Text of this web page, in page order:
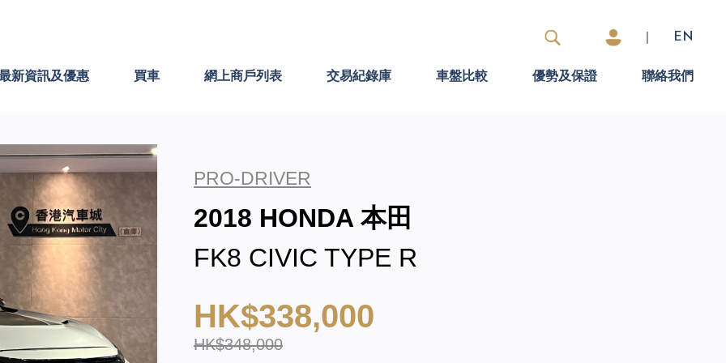
EN
新資訊及優惠 買車 網上商戶列表 交易紀錄庫 車盤比較 優勢及保證 聯絡我們
PRO-DRIVER
2018 HONDA 本田
FK8 CIVIC TYPE R
HK$338,000
HK$348,000